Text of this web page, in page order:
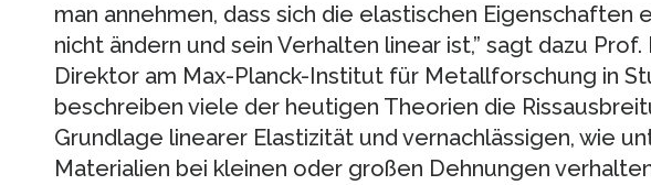
man annehmen, dass sich die elastischen Eigenschaften
nicht ändern und sein Verhalten linear ist,” sagt dazu Prof.
Direktor am Max-Planck-Institut für Metallforschung in
beschreiben viele der heutigen Theorien die
Grundlage linearer Elastizität und vernachlässigen, wie
Materialien bei kleinen oder großen Dehnungen